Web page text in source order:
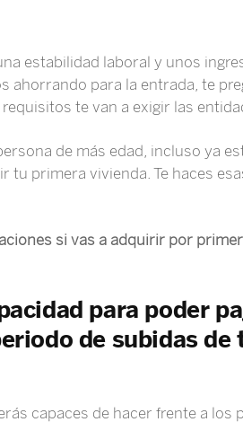
estabilidad laboral y unos
ahorrando para la entrada, te
te van a exigir las
de más edad, incluso ya
primera vivienda. Te haces
si vas a adquirir por
para poder
de subidas
capaces de hacer frente a los